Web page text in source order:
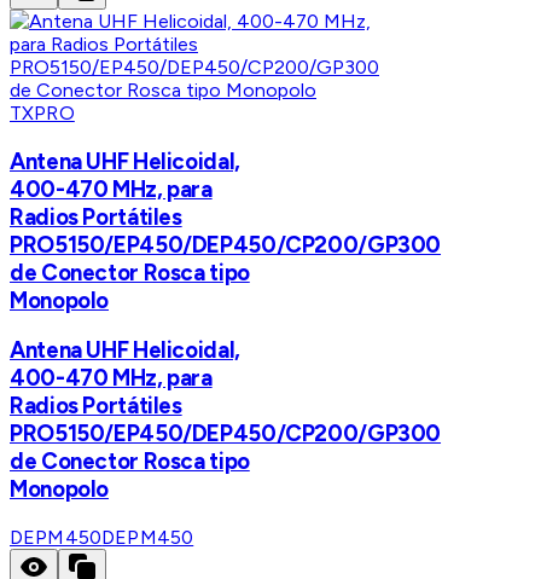
TXPRO
Antena UHF Helicoidal,
400-470 MHz, para
Radios Portátiles
PRO5150/EP450/DEP450/CP200/GP300
de Conector Rosca tipo
Monopolo
Antena UHF Helicoidal,
400-470 MHz, para
Radios Portátiles
PRO5150/EP450/DEP450/CP200/GP300
de Conector Rosca tipo
Monopolo
DEPM450DEPM450